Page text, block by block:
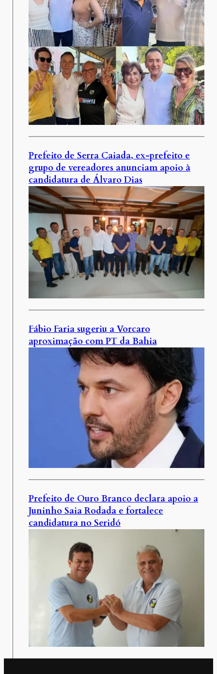
Prefeito de Serra Caiada, ex-prefeito e
grupo de vereadores anunciam apoio à
candidatura de Álvaro Dias
Fábio Faria sugeriu a Vorcaro
aproximação com PT da Bahia
Prefeito de Ouro Branco declara apoio a
Juninho Saia Rodada e fortalece
candidatura no Seridó